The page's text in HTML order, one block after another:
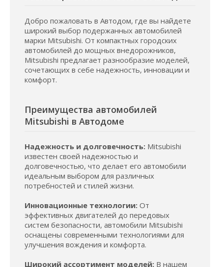
Добро пожаловать в Автодом, где вы найдете
широкий выбор подержанных автомобилей
марки Mitsubishi. От компактных городских
автомобилей до мощных внедорожников,
Mitsubishi предлагает разнообразие моделей,
сочетающих в себе надежность, инновации и
комфорт.
Преимущества автомобилей
Mitsubishi в Автодоме
Надежность и долговечность: Mitsubishi
известен своей надежностью и
долговечностью, что делает его автомобили
идеальным выбором для различных
потребностей и стилей жизни.
Инновационные технологии: От
эффективных двигателей до передовых
систем безопасности, автомобили Mitsubishi
оснащены современными технологиями для
улучшения вождения и комфорта.
Широкий ассортимент моделей: В нашем